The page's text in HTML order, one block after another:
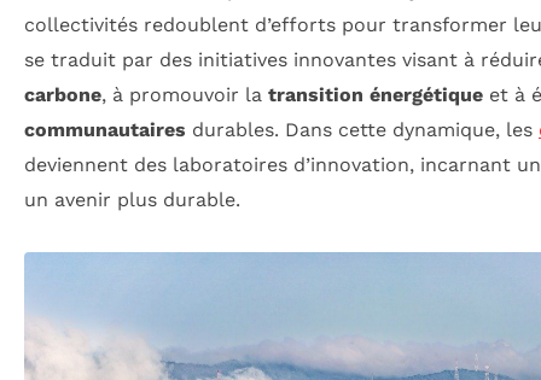
collectivités redoublent d’efforts pour transformer
se traduit par des initiatives innovantes visant à
carbone, à promouvoir la transition énergétique et à
communautaires durables. Dans cette dynamique, les
deviennent des laboratoires d’innovation, incarnant
un avenir plus durable.